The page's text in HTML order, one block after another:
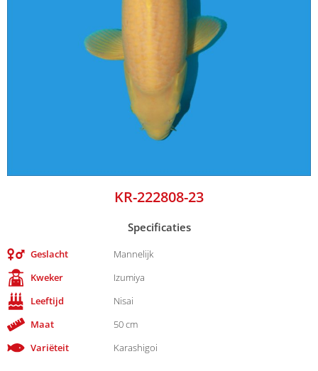
KR-222808-23
Specificaties
Geslacht
Mannelijk
Kweker
Izumiya
Leeftijd
Nisai
Maat
50 cm
Variëteit
Karashigoi